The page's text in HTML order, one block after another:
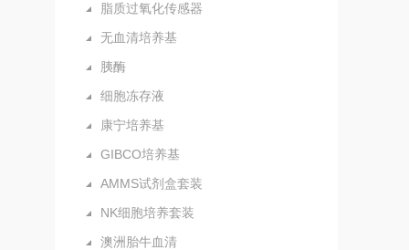
脂质过氧化传感器
无血清培养基
胰酶
细胞冻存液
康宁培养基
GIBCO培养基
AMMS试剂盒套装
NK细胞培养套装
澳洲胎牛血清